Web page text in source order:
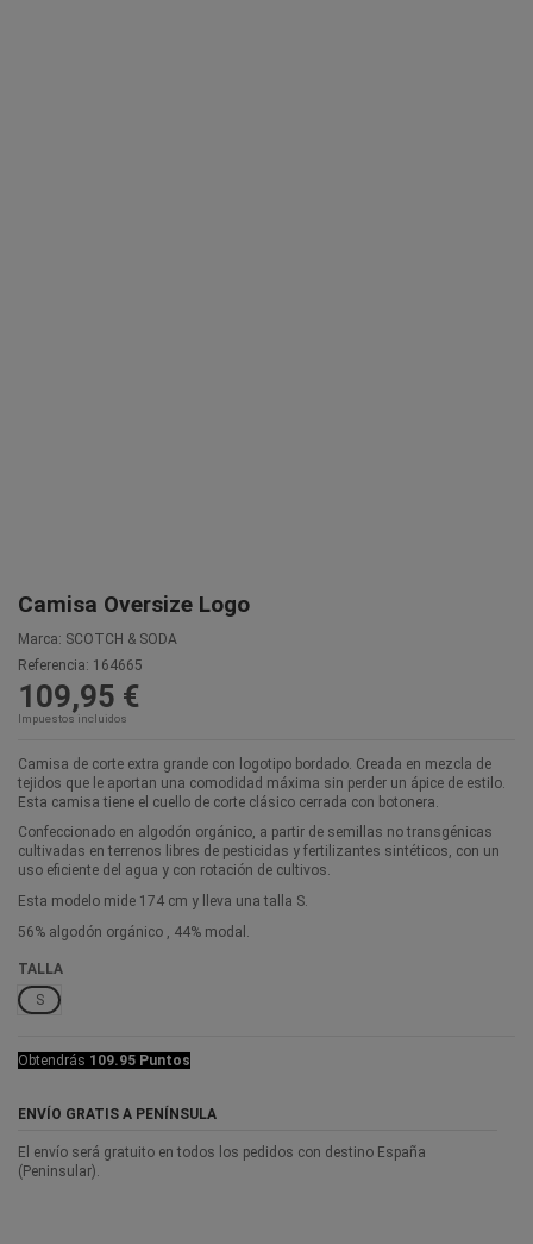
Camisa Oversize Logo
Marca: SCOTCH & SODA
Referencia: 164665
109,95 €
Impuestos incluidos
Camisa de corte extra grande con logotipo bordado. Creada en mezcla de
tejidos que le aportan una comodidad máxima sin perder un ápice de estilo.
Esta camisa tiene el cuello de corte clásico cerrada con botonera.
Confeccionado en algodón orgánico, a partir de semillas no transgénicas
cultivadas en terrenos libres de pesticidas y fertilizantes sintéticos, con un
uso eficiente del agua y con rotación de cultivos.
Esta modelo mide 174 cm y lleva una talla S.
56% algodón orgánico , 44% modal.
TALLA
S
Obtendrás 109.95 Puntos
ENVÍO GRATIS A PENÍNSULA
El envío será gratuito en todos los pedidos con destino España
(Peninsular).